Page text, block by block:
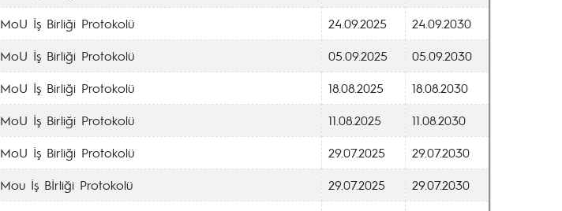
MoU İş Birliği Protokolü 24.09.2025
24.09.2030
MoU İş Birliği Protokolü 05.09.2025
05.09.2030
MoU İş Birliği Protokolü 18.08.2025
18.08.2030
MoU İş Birliği Protokolü 11.08.2025
11.08.2030
MoU İş Birliği Protokolü 29.07.2025
29.07.2030
Mou İş Bİrliği Protokolü 29.07.2025
29.07.2030